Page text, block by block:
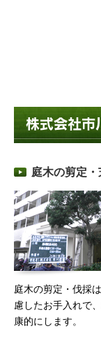
庭木の剪定
庭木の剪定・伐採
慮したお手入れで
康的にします。